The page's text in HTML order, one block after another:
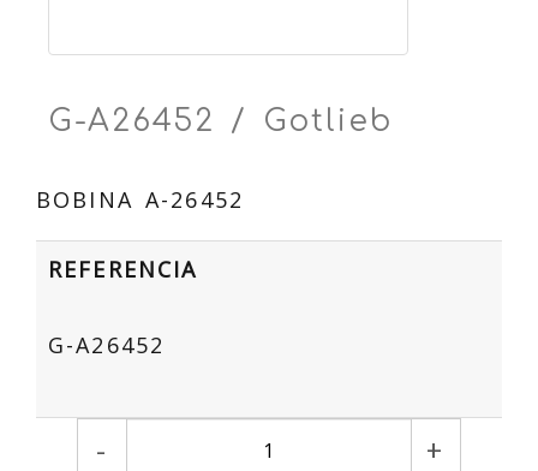
G-A26452 / Gotlieb
BOBINA A-26452
REFERENCIA
G-A26452
- +